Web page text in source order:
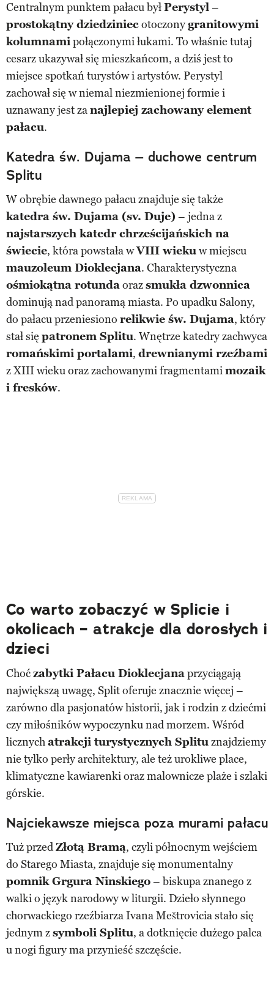
Centralnym punktem pałacu byłPerystyl–
prostokątny dziedziniecotoczonygranitowymi
kolumnamipołączonymi łukami. To właśnie tutaj
cesarz ukazywał się mieszkańcom, a dziś jest to
miejsce spotkań turystów i artystów. Perystyl
zachował się w niemal niezmienionej formie i
uznawany jest zanajlepiej zachowany element
pałacu.
Katedra św. Dujama – duchowe centrum
Splitu
W obrębie dawnego pałacu znajduje się także
katedra św. Dujama (sv. Duje) – jedna z
najstarszych katedr chrześcijańskich na
świecie, która powstała wVIII wiekuw miejscu
mauzoleum Dioklecjana. Charakterystyczna
ośmiokątna rotundaorazsmukła dzwonnica
dominują nad panoramą miasta. Po upadku Salony,
do pałacu przeniesiono relikwie św. Dujama, który
stał się patronem Splitu. Wnętrze katedry zachwyca
romańskimi portalami, drewnianymi rzeźbami
z XIII wieku oraz zachowanymi fragmentamimozaik
i fresków.
Co warto zobaczyć w Splicie i
okolicach – atrakcje dla dorosłych i
dzieci
Choćzabytki Pałacu Dioklecjanaprzyciągają
największą uwagę, Split oferuje znacznie więcej –
zarówno dla pasjonatów historii, jak i rodzin z dziećmi
czy miłośników wypoczynku nad morzem. Wśród
licznychatrakcji turystycznych Splituznajdziemy
nie tylko perły architektury, ale też urokliwe place,
klimatyczne kawiarenki oraz malownicze plaże i szlaki
górskie.
Najciekawsze miejsca poza murami pałacu
Tuż przedZłotą Bramą, czyli północnym wejściem
do Starego Miasta, znajduje się monumentalny
pomnik Grgura Ninskiego– biskupa znanego z
walki o język narodowy w liturgii. Dzieło słynnego
chorwackiego rzeźbiarza Ivana Meštrovicia stało się
jednym zsymboli Splitu, a dotknięcie dużego palca
u nogi figury ma przynieść szczęście.